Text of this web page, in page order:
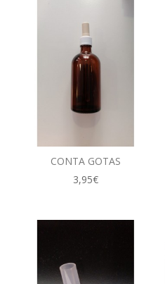
CONTA GOTAS
3,95€